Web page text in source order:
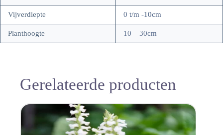
Vijverdiepte 0 t/m -10cm
Planthoogte 10 – 30cm
Gerelateerde producten